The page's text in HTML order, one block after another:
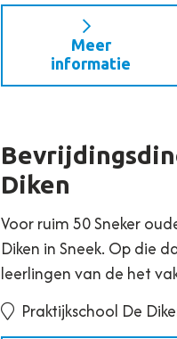
Meer
informatie
Diken
Voor ruim 50 Sneker
Diken in Sneek. Op die
leerlingen van de het
Praktijkschool De